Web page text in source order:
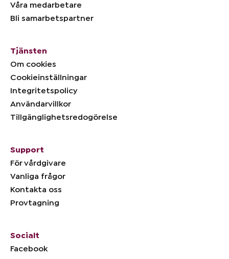
Våra medarbetare
Bli samarbetspartner
Tjänsten
Om cookies
Cookieinställningar
Integritetspolicy
Användarvillkor
Tillgänglighetsredogörelse
Support
För vårdgivare
Vanliga frågor
Kontakta oss
Provtagning
Socialt
Facebook